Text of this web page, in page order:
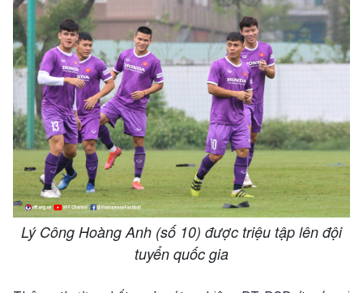
Lý Công Hoàng Anh (số 10) được triệu tập lên đội
tuyển quốc gia